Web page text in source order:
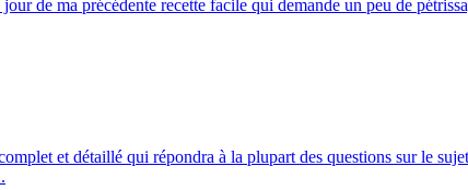
de ma précédente recette facile qui demande un peu de
et détaillé qui répondra à la plupart des questions sur le